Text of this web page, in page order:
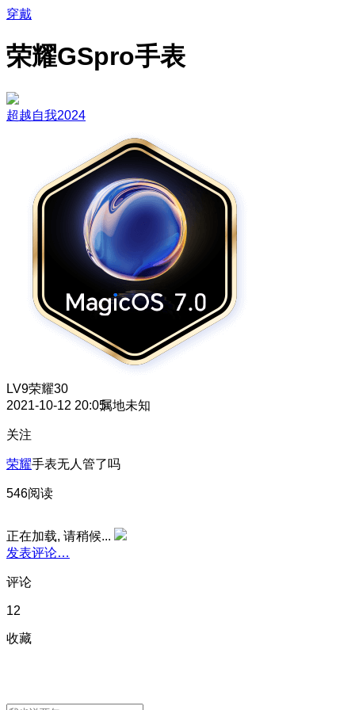
穿戴
荣耀GSpro手表
超越自我2024
LV9荣耀30
2021-10-12 20:05属地未知
关注
荣耀手表无人管了吗
546阅读
正在加载, 请稍候...
发表评论…
评论
12
收藏